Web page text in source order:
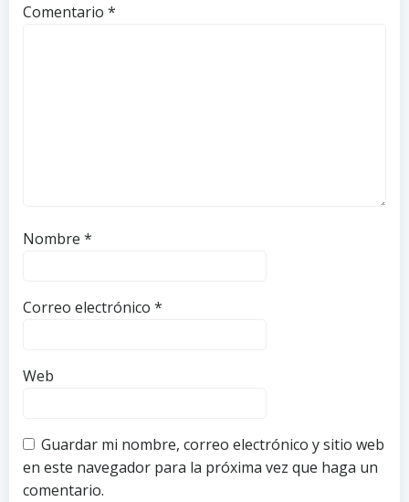
Comentario *
Nombre *
Correo electrónico *
Web
Guardar mi nombre, correo electrónico y sitio web
en este navegador para la próxima vez que haga un
comentario.